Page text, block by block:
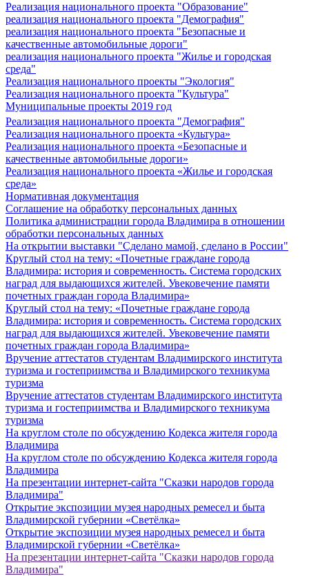
Реализация национального проекта "Образование"
реализация национального проекта "Демография"
реализация национального проекта "Безопасные и
качественные автомобильные дороги"
реализация национального проекта "Жилье и городская
среда"
Реализация национального проекты "Экология"
Реализация национального проекта "Культура"
Муниципальные проекты 2019 год
Реализация национального проекта "Демография"
Реализация национального проекта «Культура»
Реализация национального проекта «Безопасные и
качественные автомобильные дороги»
Реализация национального проекта «Жилье и городская
среда»
Нормативная документация
Соглашение на обработку персональных данных
Политика администрации города Владимира в отношении
обработки персональных данных
На открытии выставки "Сделано мамой, сделано в России"
Круглый стол на тему: «Почетные граждане города
Владимира: история и современность. Система городских
наград для выдающихся жителей. Увековечение памяти
почетных граждан города Владимира»
Круглый стол на тему: «Почетные граждане города
Владимира: история и современность. Система городских
наград для выдающихся жителей. Увековечение памяти
почетных граждан города Владимира»
Вручение аттестатов студентам Владимирского института
туризма и гостеприимства и Владимирского техникума
туризма
Вручение аттестатов студентам Владимирского института
туризма и гостеприимства и Владимирского техникума
туризма
На круглом столе по обсуждению Кодекса жителя города
Владимира
На круглом столе по обсуждению Кодекса жителя города
Владимира
На презентации интернет-сайта "Сказки народов города
Владимира"
Открытие экспозиции музея народных ремесел и быта
Владимирской губернии «Светёлка»
Открытие экспозиции музея народных ремесел и быта
Владимирской губернии «Светёлка»
На презентации интернет-сайта "Сказки народов города
Владимира"